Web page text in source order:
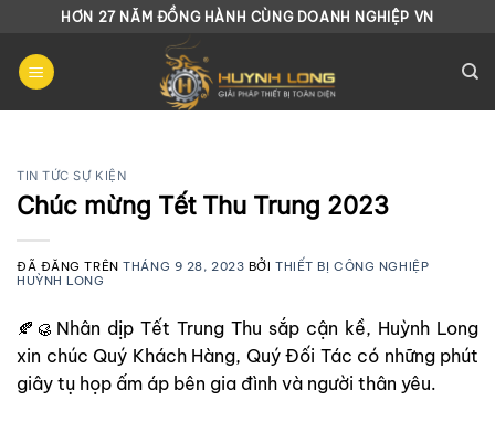
Chuyển
nội
dung
HƠN 27 NĂM ĐỒNG HÀNH CÙNG DOANH NGHIỆP VN
TIN TỨC SỰ KIỆN
Chúc mừng Tết Thu Trung 2023
ĐÃ ĐĂNG TRÊNTHÁNG 9 28, 2023 BỞITHIẾT BỊ CÔNG NGHIỆP
HUỲNH LONG
🍂🥮Nhân dịp Tết Trung Thu sắp cận kề, Huỳnh Long
xin chúc Quý Khách Hàng, Quý Đối Tác có những phút
giây tụ họp ấm áp bên gia đình và người thân yêu.